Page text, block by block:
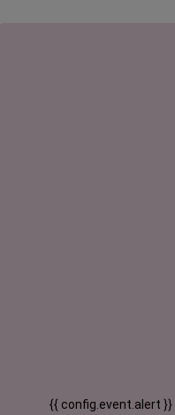
{{ config.event.alert }}